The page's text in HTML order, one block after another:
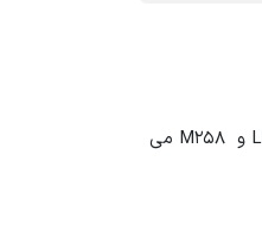
مخصوص ماژول های TM5 اشنایدر که مناسب پی ال سی های LMC058 و M258 می